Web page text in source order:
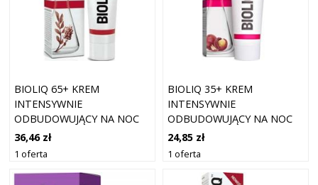
BIOLIQ 65+ KREM
INTENSYWNIE
ODBUDOWUJĄCY NA NOC
50ML
36,46 zł
1 oferta
BIOLIQ 35+ KREM
INTENSYWNIE
ODBUDOWUJĄCY NA NOC
50ML
24,85 zł
1 oferta